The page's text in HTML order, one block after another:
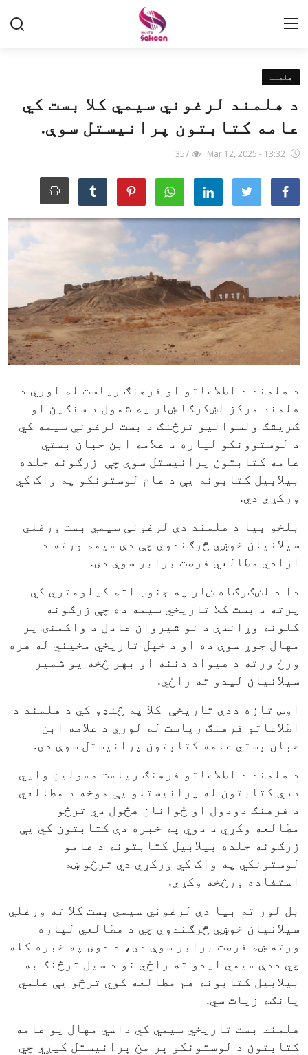
کورپاڼه
افغانستان
سیمه
نړۍ
ویډیوي خبرونه
راډیوی خپروني
لیکني او کتابونه
سوداګریزي خبرتیاوي
پښتو
هلمند
د هلمند لرغوني ‌سیمي کلا بست کي
عامه کتابتون پرانیستل سوې.
Mar 12, 2025 - 13:32
د هلمند د اطلاعاتو او فرهنګ ریاست له لوري د
هلمند مرکز لښکرګا ښار په شمول د سنګین او
ګریشګ ولسوالیو ترڅنګ د بست لرغونې سیمه کي
د لوستوونکو لپاره د علامه ابن حبان بستي
عامه کتابتون پرانیستل سوې چې
زرګونه جلده
بیلابیل کتابونه یې د عام لوستونکو په واک کي
ورکړي دي.
بلخو بیا د هلمند دې لرغونې سیمي بست ورغلي
سیلانیان خوښي څرګندوي چې دې سیمه ورته د
ازادي مطالعي فرصت برابر سوې دی.
دا د لښګرګاه ښار په جنوب اته کیلومتري کي
پرته د بست کلا تاریخي سیمه ده چې زرګونه
کلونه وړاندې د نو شیروان عادل د واکمنۍ پر
مهال جوړ سوې ده او د خپل تاریخي مخیني له هره
ورځ ورته د هیواد دننه او بهر څخه یو شمیر
سیلانیان لیدو ته راځي.
اوس تازه ددې تاریخې کلا په څنډو کي د هلمند د
اطلاعاتو فرهنګ ریاست له لوري د علامه ابن
حبان بستي عامه کتابتون پرانیستل سوې دی.
د هلمند د اطلاعاتو فرهنګ ریاست مسولین وايي
ددې کتابتون له پرانیستلو یې موخه د مطالعي
د فرهنګ دودول او ځوانان هڅول دي ترڅو
مطالعه وکړي د دوي په خبره دې کتابتون کي یې
زرګونه جلده بیلابیل کتابتونه د عامو
لوستونکي په واک کي ورکړي دي ترڅو ښه
استفاده ورڅخه وکړي.
بل لور ته بیا دې لرغوني سیمي بست کلا ته ورغلي
سیلانیان خوښي څرګندوي چي د مطالعي لپاره
ورته ښه فرصت برابر سوې دی، د دوی په خبره کله
چي ددې سیمي لیدو ته راځي نو د سیل ترڅنګ به
بیلابیل کتابونه هم مطالعه کوي ترڅو یې علمي
پانګه زیات سي.
هلمند بست تاریخي سیمي کي داسي مهال یو عامه
کتابتون د لوستونکو پر مخ پرانیستل کیږي چي